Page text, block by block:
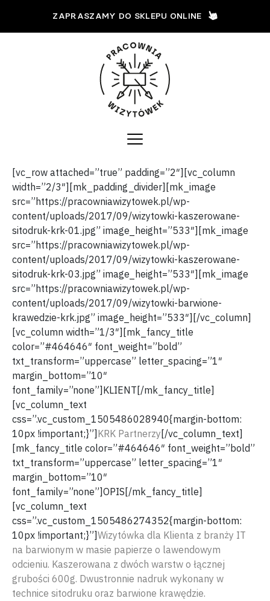
ZAPRASZAMY DO SKLEPU ONLINE
[vc_row attached=”true” padding=”2″][vc_column
width=”2/3″][mk_padding_divider][mk_image
src=”https://pracowniawizytowek.pl/wp-
content/uploads/2017/09/wizytowki-kaszerowane-
sitodruk-krk-01.jpg” image_height=”533″][mk_image
src=”https://pracowniawizytowek.pl/wp-
content/uploads/2017/09/wizytowki-kaszerowane-
sitodruk-krk-03.jpg” image_height=”533″][mk_image
src=”https://pracowniawizytowek.pl/wp-
content/uploads/2017/09/wizytowki-barwione-
krawedzie-krk.jpg” image_height=”533″][/vc_column]
[vc_column width=”1/3″][mk_fancy_title
color=”#464646″ font_weight=”bold”
txt_transform=”uppercase” letter_spacing=”1″
margin_bottom=”10″
font_family=”none”]KLIENT[/mk_fancy_title]
[vc_column_text
css=”.vc_custom_1505486028940{margin-bottom:
10px !important;}”] KRK Partnerzy [/vc_column_text]
[mk_fancy_title color=”#464646″ font_weight=”bold”
txt_transform=”uppercase” letter_spacing=”1″
margin_bottom=”10″
font_family=”none”]OPIS[/mk_fancy_title]
[vc_column_text
css=”.vc_custom_1505486274352{margin-bottom:
10px !important;}”]Wizytówka dla Klienta z branży IT
na barwionym w masie papierze o lawendowym
odcieniu. Kaszerowana z dwóch warstw o łącznej
grubości 600g. Dwustronnie nadruk wykonany w
technice sitodruku oraz barwione krawędzie.